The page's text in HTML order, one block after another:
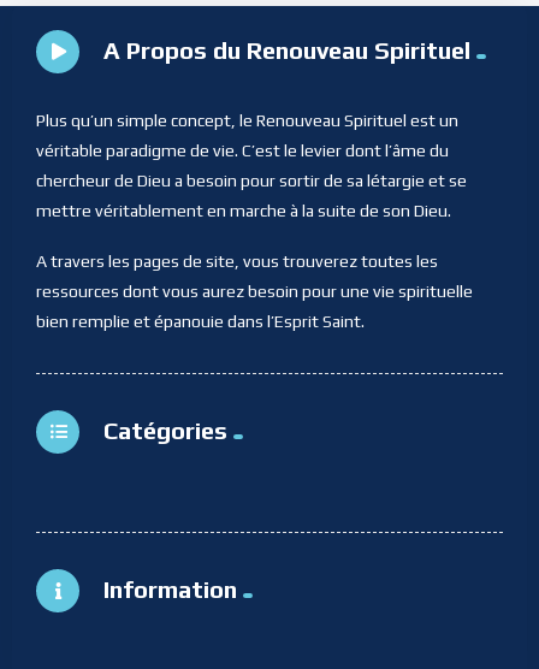
A Propos du Renouveau Spirituel
Plus qu’un simple concept, le Renouveau Spirituel est un
véritable paradigme de vie. C’est le levier dont l’âme du
chercheur de Dieu a besoin pour sortir de sa létargie et se
mettre véritablement en marche à la suite de son Dieu.
A travers les pages de site, vous trouverez toutes les
ressources dont vous aurez besoin pour une vie spirituelle
bien remplie et épanouie dans l’Esprit Saint.
Catégories
Information